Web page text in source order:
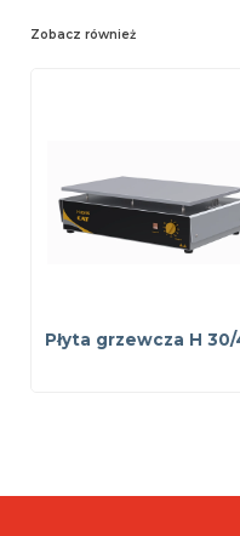
Zobacz również
Płyta grzewcza H 30/